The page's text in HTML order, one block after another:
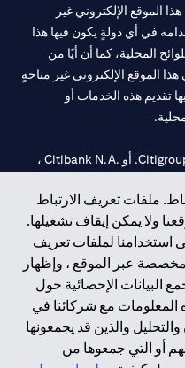
ملفات تعريف الارتباط
ولا يمكن إيقاف تشغيلها.
استخدامنا لملفات تعريف
مخصصة عبر الموقع ، وإظهار
البيانات الإحصائية حول
مع شركائنا في
والذين قد يجمعونها
أو التي جمعوها من
الموقع الإلكتروني غير
في أي دولةٍ يكون فيها هذا
المحلية، كما أن أيًا من
الموقع الإلكتروني غير متاحةٍ
تقديم هذه الخدمات أو
سيتي بنك هي علامة خدمة لشركة Citigroup Inc. أو .Citibank N.A ،
مصرف الإمارات المركزي تحت
أرقام التراخيص 202563 لفرع الوصل في دبي، 531989 لفرع مول
المتحدة مرخص من مصرف
لبنك أجنبي.
مرخص من هيئة الأوراق المالية
والسلع في الإمارات العربية المتحدة ("SCA") للقيام بالنشاط المالي لـ أ)